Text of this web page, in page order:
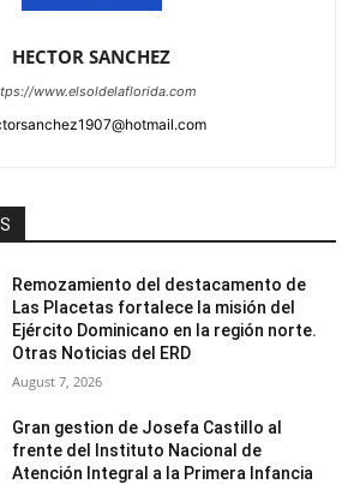
HECTOR SANCHEZ
www.elsoldelaflorida.com
Remozamiento del destacamento de
Las Placetas fortalece la misión del
Ejército Dominicano en la región norte.
Otras Noticias del ERD
August 7, 2026
Gran gestion de Josefa Castillo al
frente del Instituto Nacional de
Atención Integral a la Primera Infancia